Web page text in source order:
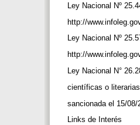
Ley Nacional Nº
http://
Ley Nacional Nº
http://
Ley Nacional N°
científicas o
sancionada el 15/
Links de Interés